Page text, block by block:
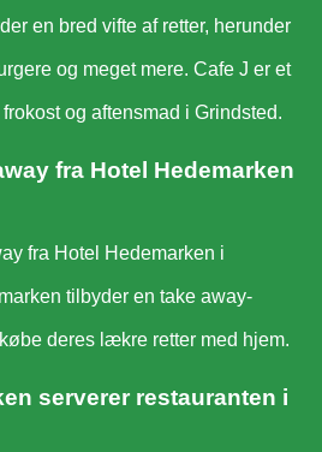
en bred vifte af retter, herunder
og meget mere. Cafe J er et
og aftensmad i Grindsted.
fra Hotel Hedemarken
fra Hotel Hedemarken i
tilbyder en take away-
deres lækre retter med hjem.
serverer restauranten i